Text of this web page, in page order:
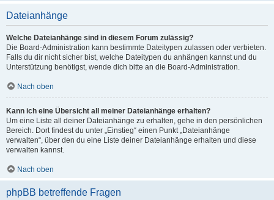
Dateianhänge
Welche Dateianhänge sind in diesem Forum zulässig?
Die Board-Administration kann bestimmte Dateitypen zulassen oder verbieten.
Falls du dir nicht sicher bist, welche Dateitypen du anhängen kannst und du
Unterstützung benötigst, wende dich bitte an die Board-Administration.
Nach oben
Kann ich eine Übersicht all meiner Dateianhänge erhalten?
Um eine Liste all deiner Dateianhänge zu erhalten, gehe in den persönlichen
Bereich. Dort findest du unter „Einstieg“ einen Punkt „Dateianhänge
verwalten“, über den du eine Liste deiner Dateianhänge erhalten und diese
verwalten kannst.
Nach oben
phpBB betreffende Fragen